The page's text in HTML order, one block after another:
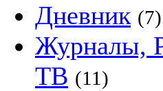
Дневник (7)
Журналы,
ТВ (11)